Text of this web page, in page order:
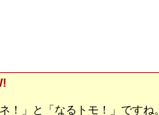
！」と「なるトモ！」ですね